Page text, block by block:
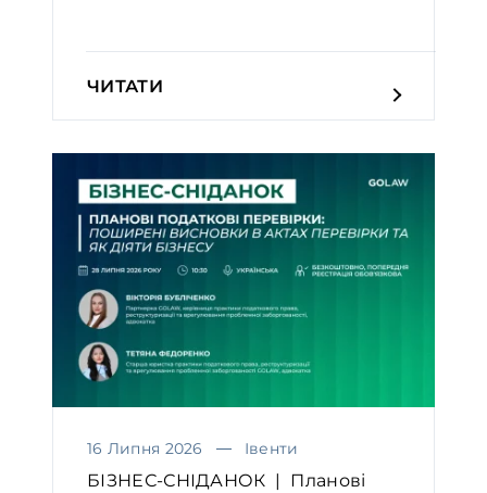
ЧИТАТИ
16 Липня 2026 Івенти
БІЗНЕС-СНІДАНОК | Планові